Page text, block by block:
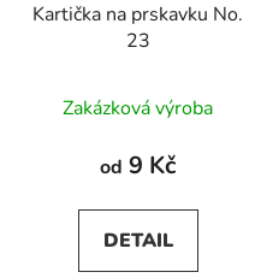
Kartička na prskavku No.
23
Zakázková výroba
od 9 Kč
DETAIL